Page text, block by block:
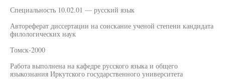
Специальность 10.02.01 — русский язык
Автореферат диссертации на соискание ученой степени кандидата
филологических наук
Томск-2000
Работа выполнена на кафедре русского языка и общего
языкознания Иркутского государственного университета